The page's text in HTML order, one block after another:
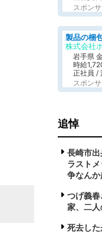
スポン
株式会社
岩手県
時給
正社員 /
スポン
追悼
長崎市
ラスト
争なんか
つげ義
家、二人
死去し